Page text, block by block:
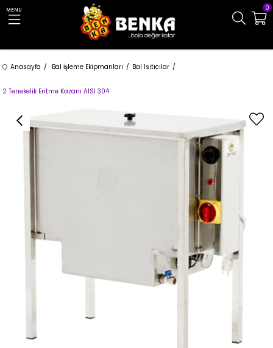
MENU 0
Anasayfa Bal İşleme Ekipmanları Bal Isıtıcılar
2 Tenekelik Eritme Kazanı AISI 304